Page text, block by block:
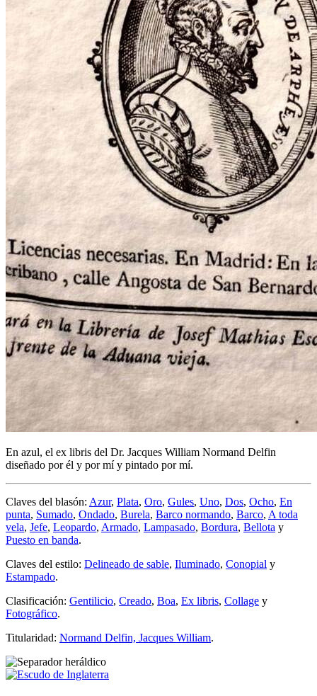
En azul, el ex libris del Dr. Jacques William Normand Delfin
diseñado por él y por mí y pintado por mí.
Claves del blasón: Azur, Plata, Oro, Gules, Uno, Dos, Ocho, En
punta, Sumado, Ondado, Burela, Barco normando, Barco, A toda
vela, Jefe, Leopardo, Armado, Lampasado, Bordura, Bellota y
Puesto en banda.
Claves del estilo: Delineado de sable, Iluminado, Conopial y
Estampado.
Clasificación: Gentilicio, Creado, Boa, Ex libris, Collage y
Fotográfico.
Titularidad: Normand Delfin, Jacques William.